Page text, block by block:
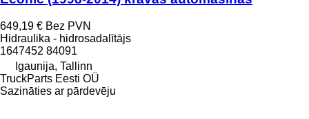
649,19 € Bez PVN
Hidraulika - hidrosadalītājs
1647452 84091
Igaunija, Tallinn
TruckParts Eesti OÜ
Sazināties ar pārdevēju